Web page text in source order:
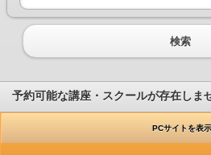
検索
予約可能な講座・スクールが存在しま
PCサイトを表示